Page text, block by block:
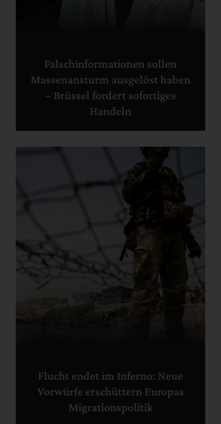
Falschinformationen sollen
Massenansturm ausgelöst haben
– Brüssel fordert sofortiges
Handeln
Flucht endet im Inferno: Neue
Vorwürfe erschüttern Europas
Migrationspolitik